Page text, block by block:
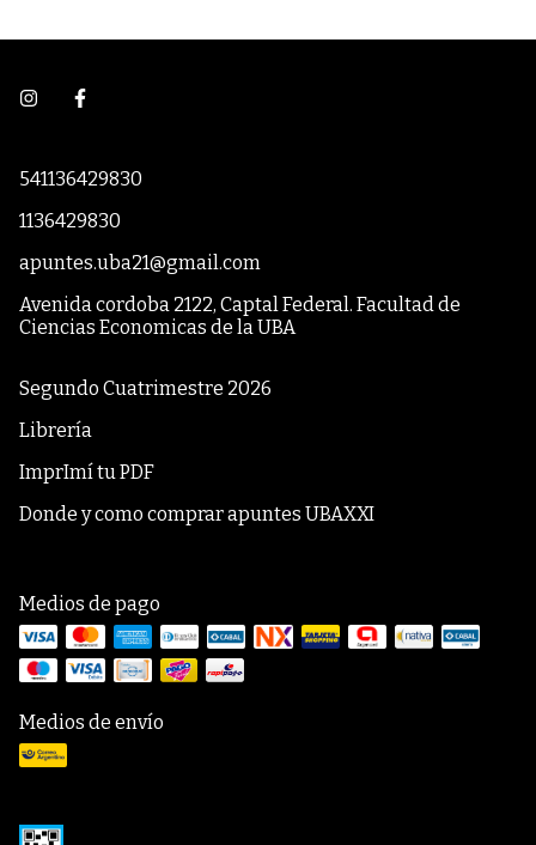
541136429830
1136429830
apuntes.uba21@gmail.com
Avenida cordoba 2122, Captal Federal. Facultad de
Ciencias Economicas de la UBA
Segundo Cuatrimestre 2026
Librería
ImprImí tu PDF
Donde y como comprar apuntes UBAXXI
Medios de pago
Medios de envío